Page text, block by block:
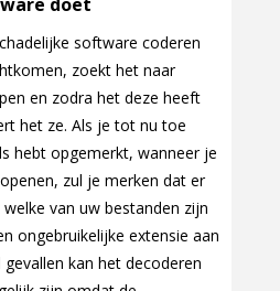
doet
software coderen
zoekt het naar
en zodra het deze heeft
het ze. Als je tot nu toe
hebt opgemerkt, wanneer je
zul je merken dat er
van uw bestanden zijn
ongebruikelijke extensie aan
kan het decoderen